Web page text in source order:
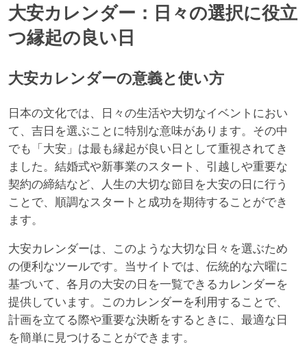
大安カレンダー：日々の選択に役立
つ縁起の良い日
大安カレンダーの意義と使い方
日本の文化では、日々の生活や大切なイベントにおい
て、吉日を選ぶことに特別な意味があります。その中
でも「大安」は最も縁起が良い日として重視されてき
ました。結婚式や新事業のスタート、引越しや重要な
契約の締結など、人生の大切な節目を大安の日に行う
ことで、順調なスタートと成功を期待することができ
ます。
大安カレンダーは、このような大切な日々を選ぶため
の便利なツールです。当サイトでは、伝統的な六曜に
基づいて、各月の大安の日を一覧できるカレンダーを
提供しています。このカレンダーを利用することで、
計画を立てる際や重要な決断をするときに、最適な日
を簡単に見つけることができます。